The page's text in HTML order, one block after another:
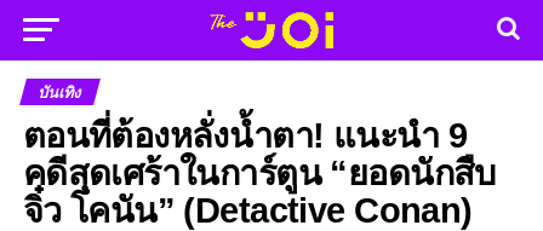
บันเทิง
ตอนที่ต้องหลั่งน้ำตา! แนะนำ 9
คดีสุดเศร้าในการ์ตูน “ยอดนักสืบ
จิ๋ว โคนัน” (Detactive Conan)